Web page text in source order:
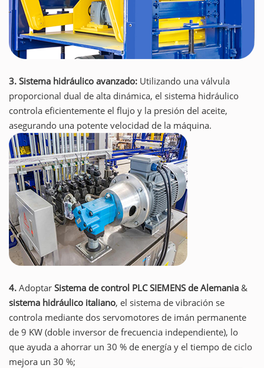
3. Sistema hidráulico avanzado: Utilizando una válvula
proporcional dual de alta dinámica, el sistema hidráulico
controla eficientemente el flujo y la presión del aceite,
asegurando una potente velocidad de la máquina.
4. Adoptar Sistema de control PLC SIEMENS de Alemania &
sistema hidráulico italiano, el sistema de vibración se
controla mediante dos servomotores de imán permanente
de 9 KW (doble inversor de frecuencia independiente), lo
que ayuda a ahorrar un 30 % de energía y el tiempo de ciclo
mejora un 30 %;